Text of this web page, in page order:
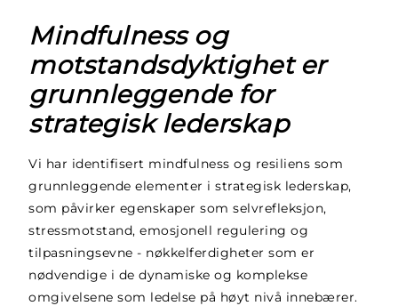
Mindfulness og
motstandsdyktighet er
grunnleggende for
strategisk lederskap
Vi har identifisert mindfulness og resiliens som
grunnleggende elementer i strategisk lederskap,
som påvirker egenskaper som selvrefleksjon,
stressmotstand, emosjonell regulering og
tilpasningsevne - nøkkelferdigheter som er
nødvendige i de dynamiske og komplekse
omgivelsene som ledelse på høyt nivå innebærer.